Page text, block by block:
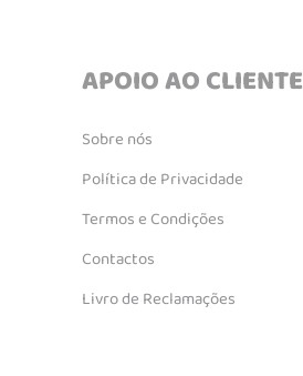
APOIO AO CLIENTE
Sobre nós
Política de Privacidade
Termos e Condições
Contactos
Livro de Reclamações